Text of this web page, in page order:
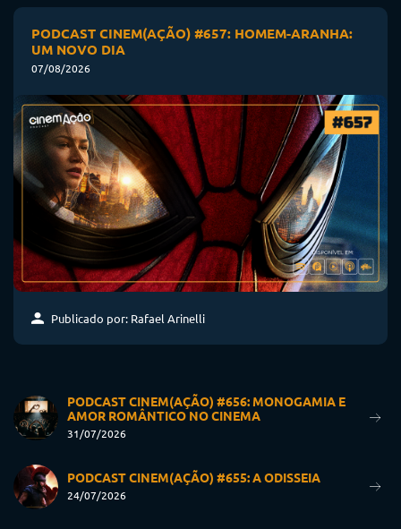
PODCAST CINEM(AÇÃO) #657: HOMEM-ARANHA:
UM NOVO DIA
07/08/2026
Publicado por: Rafael Arinelli
PODCAST CINEM(AÇÃO) #656: MONOGAMIA E
AMOR ROMÂNTICO NO CINEMA
31/07/2026
PODCAST CINEM(AÇÃO) #655: A ODISSEIA
24/07/2026